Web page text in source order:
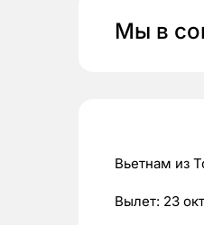
Мы в
Вьетнам из
Вылет: 23